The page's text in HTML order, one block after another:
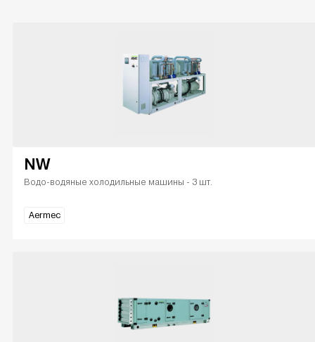
NW
Водо-водяные холодильные машины - 3 шт.
Aermec